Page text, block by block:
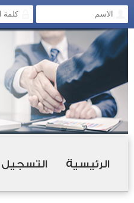
الرئيسية التسجيل